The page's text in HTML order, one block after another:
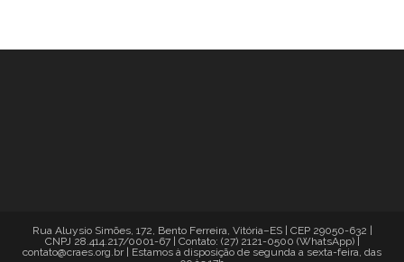
Rua Aluysio Simões, 172, Bento Ferreira, Vitória–ES | CEP 29050-632 |
CNPJ 28.414.217/0001-67 | Contato: (27) 2121-0500 (WhatsApp) |
contato@craes.org.br | Estamos à disposição de segunda a sexta-feira, das